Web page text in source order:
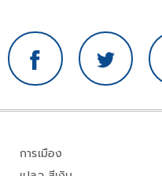
การเมือง